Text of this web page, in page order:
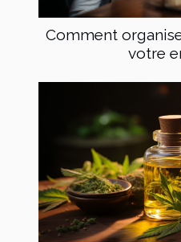
Comment
votre